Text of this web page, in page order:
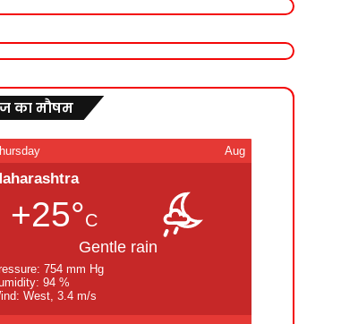
का मौषम
Aug
+25°C
Gentle rain
754 mm Hg
94 %
West, 3.4 m/s